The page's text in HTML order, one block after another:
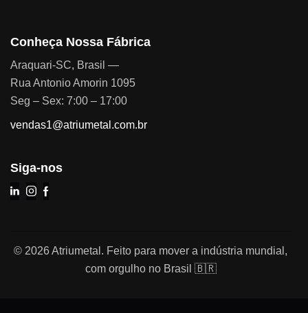
Conheça Nossa Fábrica
Araquari-SC, Brasil —
Rua Antonio Amorin 1095
Seg – Sex: 7:00 – 17:00
vendas1@atriumetal.com.br
Siga-nos
© 2026 Atriumetal. Feito para mover a indústria mundial,
com orgulho no Brasil 🇧🇷